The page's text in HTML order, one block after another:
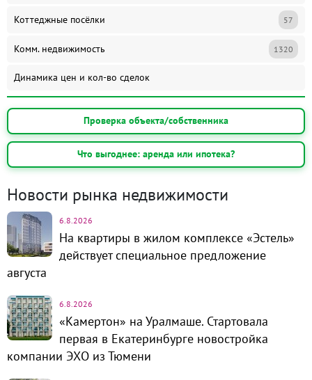
Коттеджные посёлки 57
Комм. недвижимость 1320
Динамика цен и кол-во сделок
Проверка объекта/собственника
Что выгоднее: аренда или ипотека?
Новости рынка недвижимости
6.8.2026
На квартиры в жилом комплексе «Эстель»
действует специальное предложение
августа
6.8.2026
«Камертон» на Уралмаше. Стартовала
первая в Екатеринбурге новостройка
компании ЭХО из Тюмени